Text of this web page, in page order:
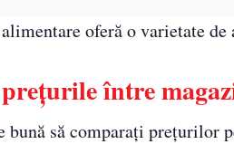
oferă o varietate
între
bună să comparați prețurilor